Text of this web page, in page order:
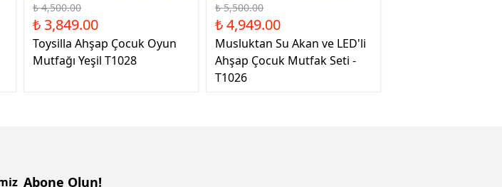
₺ 4,500.00
₺ 3,849.00
Toysilla Ahşap Çocuk Oyun
Mutfağı Yeşil T1028
₺ 5,500.00
₺ 4,949.00
Musluktan Su Akan ve LED'li
Ahşap Çocuk Mutfak Seti -
T1026
Abone Olun!